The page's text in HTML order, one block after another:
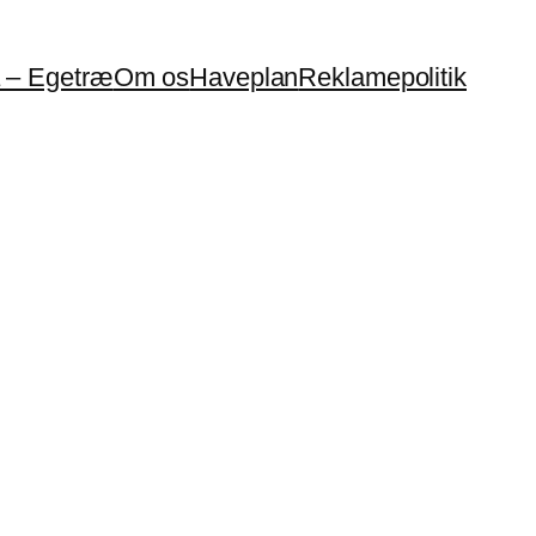
– EgetræOm osHaveplanReklamepolitik